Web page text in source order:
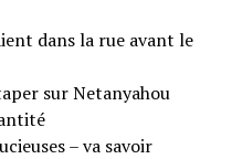
dans la rue avant le
sur Netanyahou
– va savoir